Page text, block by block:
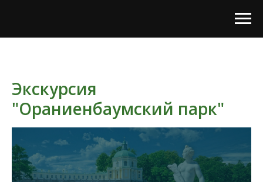
Экскурсия
"Ораниенбаумский парк"